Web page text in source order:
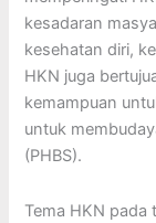
kesadaran
kesehatan diri,
HKN juga
kemampuan
untuk
(PHBS).
Tema HKN